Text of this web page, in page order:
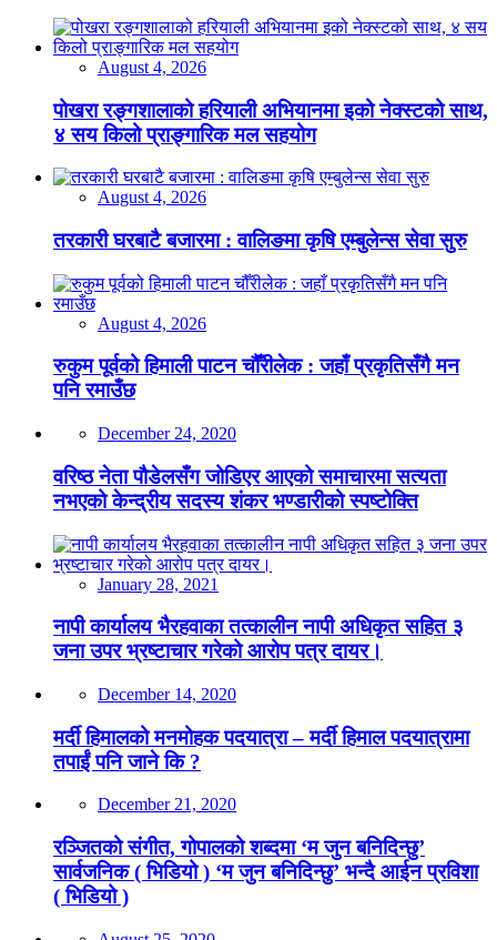
August 4, 2026
पोखरा रङ्गशालाको हरियाली अभियानमा इको नेक्स्टको साथ,
४ सय किलो प्राङ्गारिक मल सहयोग
August 4, 2026
तरकारी घरबाटै बजारमा : वालिङमा कृषि एम्बुलेन्स सेवा सुरु
August 4, 2026
रुकुम पूर्वको हिमाली पाटन चौँरीलेक : जहाँ प्रकृतिसँगै मन
पनि रमाउँछ
December 24, 2020
वरिष्ठ नेता पौडेलसँग जोडिएर आएको समाचारमा सत्यता
नभएको केन्द्रीय सदस्य शंकर भण्डारीको स्पष्टोक्ति
January 28, 2021
नापी कार्यालय भैरहवाका तत्कालीन नापी अधिकृत सहित ३
जना उपर भ्रष्टाचार गरेको आरोप पत्र दायर।
December 14, 2020
मर्दी हिमालको मनमोहक पदयात्रा – मर्दी हिमाल पदयात्रामा
तपाईं पनि जाने कि ?
December 21, 2020
रञ्जितको संगीत, गोपालको शब्दमा ‘म जुन बनिदिन्छु’
सार्वजनिक ( भिडियो ) ‘म जुन बनिदिन्छु’ भन्दै आईन प्रविशा
( भिडियो )